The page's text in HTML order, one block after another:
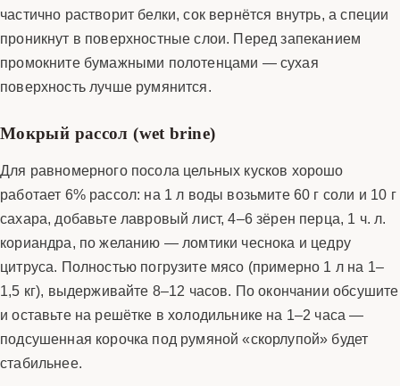
частично растворит белки, сок вернётся внутрь, а специи
проникнут в поверхностные слои. Перед запеканием
промокните бумажными полотенцами — сухая
поверхность лучше румянится.
Мокрый рассол (wet brine)
Для равномерного посола цельных кусков хорошо
работает 6% рассол: на 1 л воды возьмите 60 г соли и 10 г
сахара, добавьте лавровый лист, 4–6 зёрен перца, 1 ч. л.
кориандра, по желанию — ломтики чеснока и цедру
цитруса. Полностью погрузите мясо (примерно 1 л на 1–
1,5 кг), выдерживайте 8–12 часов. По окончании обсушите
и оставьте на решётке в холодильнике на 1–2 часа —
подсушенная корочка под румяной «скорлупой» будет
стабильнее.